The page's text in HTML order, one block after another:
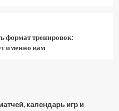
формат тренировок:
именно вам
календарь игр и